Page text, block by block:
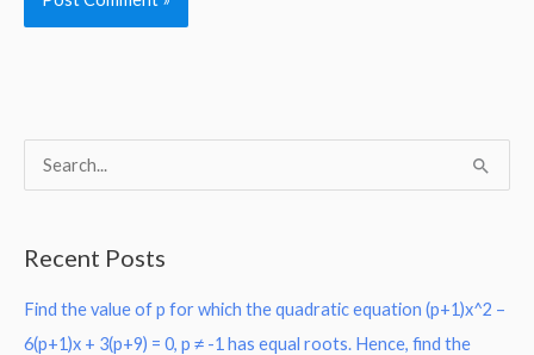
c
h
Recent Posts
Find the value of p for which the quadratic equation (p+1)x^2 –
6(p+1)x + 3(p+9) = 0, p ≠ -1 has equal roots. Hence, find the